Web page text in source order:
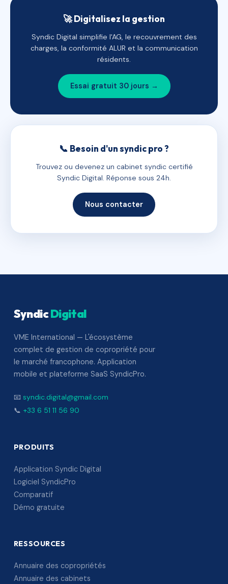
🚀 Digitalisez la gestion
Syndic Digital simplifie l'AG, le recouvrement des
charges, la conformité ALUR et la communication
résidents.
Essai gratuit 30 jours →
📞 Besoin d'un syndic pro ?
Trouvez ou devenez un cabinet syndic certifié
Syndic Digital. Réponse sous 24h.
Nous contacter
SyndicDigital
VME International — L'écosystème
complet de gestion de copropriété pour
le marché francophone. Application
mobile et plateforme SaaS SyndicPro.
📧 syndic.digital@gmail.com
📞 +33 6 51 11 56 90
PRODUITS
Application Syndic Digital
Logiciel SyndicPro
Comparatif
Démo gratuite
RESSOURCES
Annuaire des copropriétés
Annuaire des cabinets